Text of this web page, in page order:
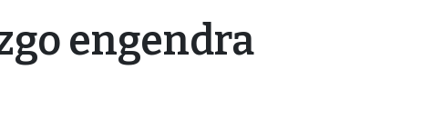
engendra